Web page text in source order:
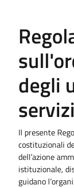
degli
servizi
Il presente
costituzionali
dell’azione
istituzionale,
guidano